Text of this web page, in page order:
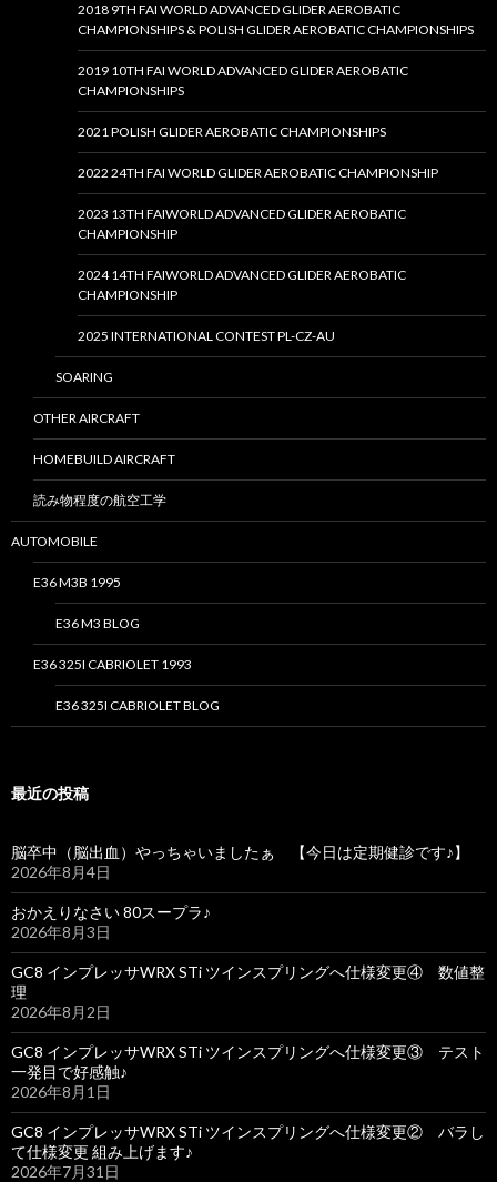
2018 9TH FAI WORLD ADVANCED GLIDER AEROBATIC
CHAMPIONSHIPS & POLISH GLIDER AEROBATIC CHAMPIONSHIPS
2019 10TH FAI WORLD ADVANCED GLIDER AEROBATIC
CHAMPIONSHIPS
2021 POLISH GLIDER AEROBATIC CHAMPIONSHIPS
2022 24TH FAI WORLD GLIDER AEROBATIC CHAMPIONSHIP
2023 13TH FAIWORLD ADVANCED GLIDER AEROBATIC
CHAMPIONSHIP
2024 14TH FAIWORLD ADVANCED GLIDER AEROBATIC
CHAMPIONSHIP
2025 INTERNATIONAL CONTEST PL-CZ-AU
SOARING
OTHER AIRCRAFT
HOMEBUILD AIRCRAFT
読み物程度の航空工学
AUTOMOBILE
E36 M3B 1995
E36 M3 BLOG
E36 325I CABRIOLET 1993
E36 325I CABRIOLET BLOG
最近の投稿
脳卒中（脳出血）やっちゃいましたぁ 【今日は定期健診です♪】
2026年8月4日
おかえりなさい 80スープラ♪
2026年8月3日
GC8 インプレッサWRX STi ツインスプリングへ仕様変更④ 数値整
理
2026年8月2日
GC8 インプレッサWRX STi ツインスプリングへ仕様変更③ テスト
一発目で好感触♪
2026年8月1日
GC8 インプレッサWRX STi ツインスプリングへ仕様変更② バラし
て仕様変更 組み上げます♪
2026年7月31日